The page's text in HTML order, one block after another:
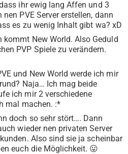
ihr ewig lang Affen und 3
PVE Server erstellen, dann
es zu wenig Inhalt gibt wa? xD
New World. Also Geduld
PVP Spiele zu verändern.
und New World werde ich mir
Naja… Ich mag beide
ich mir 2 verschiedene
mal machen. :*
doch so sehr stört…. Dann
wieder nen privaten Server
Also sind sie ja scheinbar
euch die Möglichkeit. 😛